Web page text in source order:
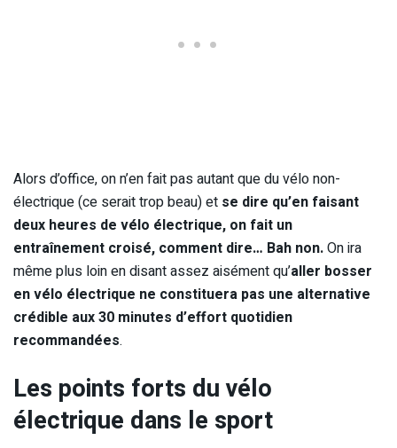
Alors d’office, on n’en fait pas autant que du vélo non-
électrique (ce serait trop beau) et se dire qu’en faisant
deux heures de vélo électrique, on fait un
entraînement croisé, comment dire… Bah non.On ira
même plus loin en disant assez aisément qu’aller bosser
en vélo électrique ne constituera pas une alternative
crédible aux 30 minutes d’effort quotidien
recommandées.
Les points forts du vélo
électrique dans le sport